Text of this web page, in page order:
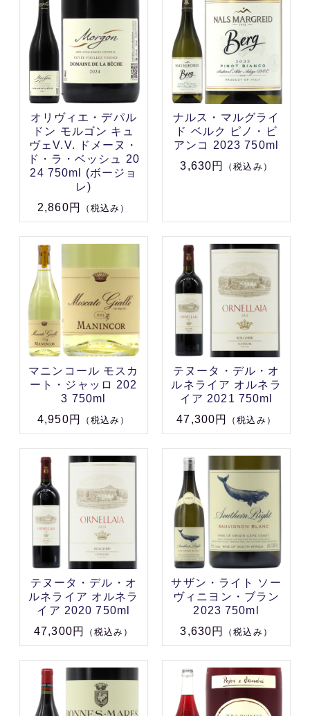
オリヴィエ・デパル
ドン モルゴン キュ
ヴェV.V. ドメーヌ・
ド・ラ・ベッシュ 20
24 750ml (ボージョ
レ)
2,860円
（税込み）
ナルス・マルグライ
ド ベルク ピノ・ビ
アンコ 2023 750ml
3,630円
（税込み）
マニンコール モスカ
ート・ジャッロ 202
3 750ml
4,950円
（税込み）
テヌータ・デル・オ
ルネライア オルネラ
イア 2021 750ml
47,300円
（税込み）
テヌータ・デル・オ
ルネライア オルネラ
イア 2020 750ml
47,300円
（税込み）
サザン・ライト ソー
ヴィニヨン・ブラン
2023 750ml
3,630円
（税込み）